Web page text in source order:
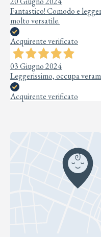
Fantastico! Comodo e
molto versatile.
Acquirente verificato
03 Giugno 2024
Leggerissimo, occupa
Acquirente verificato